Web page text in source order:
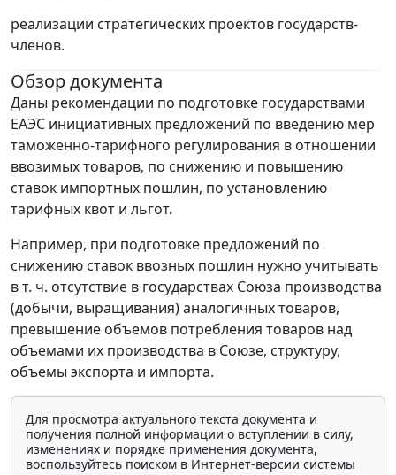
реализации стратегических проектов государств-
членов.
Обзор документа
Даны рекомендации по подготовке государствами
ЕАЭС инициативных предложений по введению мер
таможенно-тарифного регулирования в отношении
ввозимых товаров, по снижению и повышению
ставок импортных пошлин, по установлению
тарифных квот и льгот.
Например, при подготовке предложений по
снижению ставок ввозных пошлин нужно учитывать
в т. ч. отсутствие в государствах Союза производства
(добычи, выращивания) аналогичных товаров,
превышение объемов потребления товаров над
объемами их производства в Союзе, структуру,
объемы экспорта и импорта.
Для просмотра актуального текста документа и
получения полной информации о вступлении в силу,
изменениях и порядке применения документа,
воспользуйтесь поиском в Интернет-версии системы